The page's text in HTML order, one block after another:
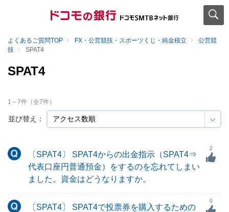
よくあるご質問TOP FX・公営競技・スポーツくじ・純金積立
公営競
技
SPAT4
SPAT4
並び替え：
1 ～7件（全7件）
〔SPAT4〕 SPAT4からの出金指示（SPAT4⇒
代表口座円普通預金）をするのを忘れてしまい
ました。資金はどうなりますか。
2
〔SPAT4〕 SPAT4で投票券を購入するための
0